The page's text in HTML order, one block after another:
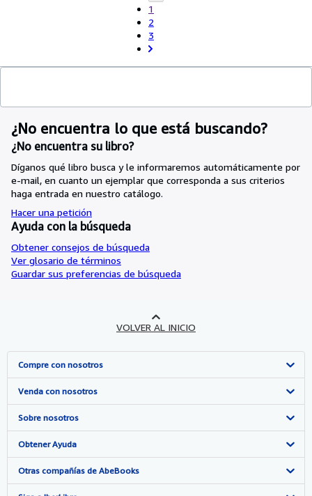
1
2
3
¿No encuentra lo que está buscando?
¿No encuentra su libro?
Díganos qué libro busca y le informaremos automáticamente por
e-mail, en cuanto un ejemplar que corresponda a sus criterios
haga entrada en nuestro catálogo.
Hacer una petición
Ayuda con la búsqueda
Obtener consejos de búsqueda
Ver glosario de términos
Guardar sus preferencias de búsqueda
VOLVER AL INICIO
Compre con nosotros
Búsqueda avanzada
Colecciones
Mi cuenta
Mis pedidos
Venda con nosotros
Comenzar a vender
Únase a nuestro programa de afiliados
Recomiende un vendedor
Sobre nosotros
Sobre IberLibro
Medios
Obtener Ayuda
Preguntas frecuentes y guías
Otras compañías de AbeBooks